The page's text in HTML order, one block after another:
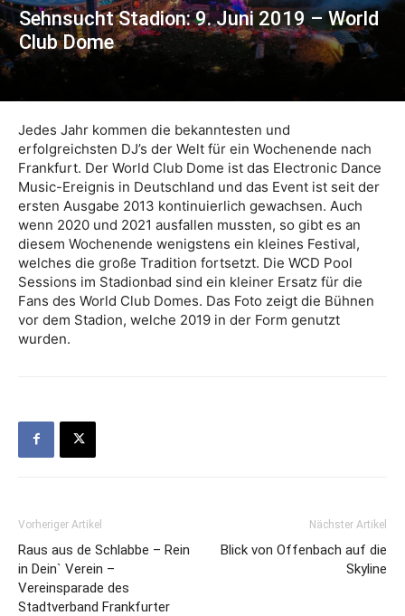
Sehnsucht Stadion: 9. Juni 2019 – World
Club Dome
Jedes Jahr kommen die bekanntesten und
erfolgreichsten DJ’s der Welt für ein Wochenende nach
Frankfurt. Der World Club Dome ist das Electronic Dance
Music-Ereignis in Deutschland und das Event ist seit der
ersten Ausgabe 2013 kontinuierlich gewachsen. Auch
wenn 2020 und 2021 ausfallen mussten, so gibt es an
diesem Wochenende wenigstens ein kleines Festival,
welches die große Tradition fortsetzt. Die WCD Pool
Sessions im Stadionbad sind ein kleiner Ersatz für die
Fans des World Club Domes. Das Foto zeigt die Bühnen
vor dem Stadion, welche 2019 in der Form genutzt
wurden.
Vorheriger Artikel
Raus aus de Schlabbe – Rein
in Dein` Verein –
Vereinsparade des
Stadtverband Frankfurter
Nächster Artikel
Blick von Offenbach auf die
Skyline